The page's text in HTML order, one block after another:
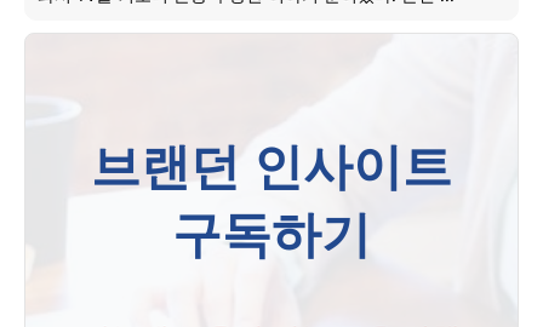
브랜던 인사이트
구독하기